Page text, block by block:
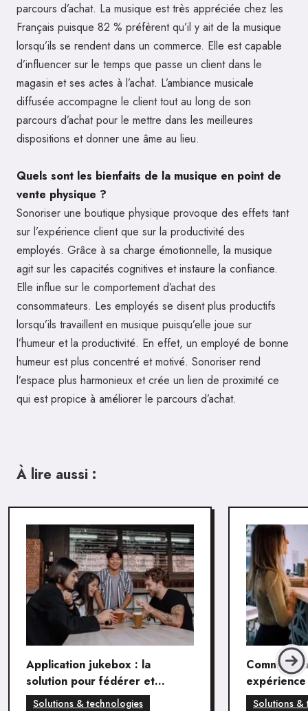
parcours d’achat. La musique est très appréciée chez les
Français puisque 82 % préfèrent qu’il y ait de la musique
lorsqu’ils se rendent dans un commerce. Elle est capable
d’influencer sur le temps que passe un client dans le
magasin et ses actes à l’achat. L’ambiance musicale
diffusée accompagne le client tout au long de son
parcours d’achat pour le mettre dans les meilleures
dispositions et donner une âme au lieu.
Quels sont les bienfaits de la musique en point de
vente physique ?
Sonoriser une boutique physique provoque des effets tant
sur l’expérience client que sur la productivité des
employés. Grâce à sa charge émotionnelle, la musique
agit sur les capacités cognitives et instaure la confiance.
Elle influe sur le comportement d’achat des
consommateurs. Les employés se disent plus productifs
lorsqu’ils travaillent en musique puisqu’elle joue sur
l’humeur et la productivité. En effet, un employé de bonne
humeur est plus concentré et motivé. Sonoriser rend
l’espace plus harmonieux et crée un lien de proximité ce
qui est propice à améliorer le parcours d’achat.
À lire aussi :
Application jukebox : la
solution pour fédérer et
surprendre ses clients
Solutions & technologies
Comment
de vente à
Solutions &